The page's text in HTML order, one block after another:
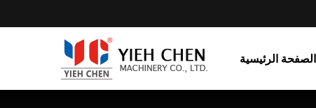
الصفحة الرئيسية